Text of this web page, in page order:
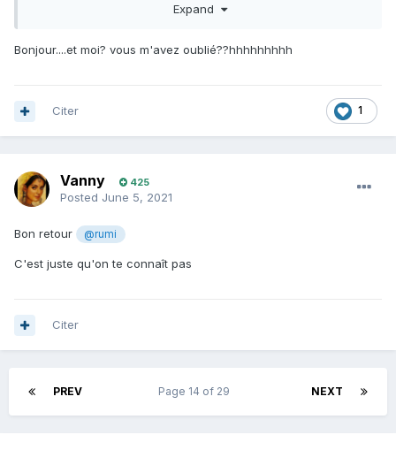
Expand
Bonjour....et moi? vous m'avez oublié??hhhhhhhhh
1
Citer
Vanny 425
Posted June 5, 2021
Bon retour @rumi
C'est juste qu'on te connaît pas
Citer
PREV NEXT
Page 14 of 29